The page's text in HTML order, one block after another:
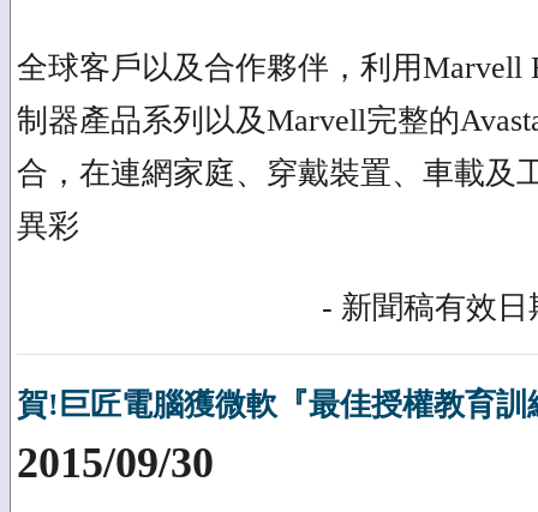
全球客戶以及合作夥伴，利用Marvell
制器產品系列以及Marvell完整的
合，在連網家庭、穿戴裝置、車載及
異彩
- 新聞稿有效日
賀!巨匠電腦獲微軟『最佳授權教育訓
2015/09/30